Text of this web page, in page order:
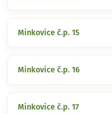
Minkovice č.p. 15
Minkovice č.p. 16
Minkovice č.p. 17